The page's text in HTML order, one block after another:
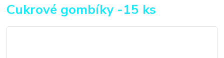
Cukrové gombíky -15 ks